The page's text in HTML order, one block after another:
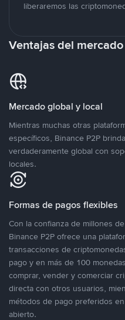
liberaremos las
Ventajas del
Mercado global y local
Mientras muchas otras
específicos, Binance P2P
verdaderamente global con
locales.
Formas de pagos flexibles
Con la confianza de millones
Binance P2P ofrece una
transacciones de
pago y en más de 100
comprar, vender y comerciar
directa con otros usuarios,
métodos de pago preferidos
abierto.